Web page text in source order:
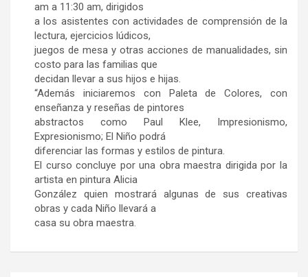
am a 11:30 am, dirigidos
a los asistentes con actividades de comprensión de la
lectura, ejercicios lúdicos,
juegos de mesa y otras acciones de manualidades, sin
costo para las familias que
decidan llevar a sus hijos e hijas.
“Además iniciaremos con Paleta de Colores, con
enseñanza y reseñas de pintores
abstractos como Paul Klee, Impresionismo,
Expresionismo; El Niño podrá
diferenciar las formas y estilos de pintura.
El curso concluye por una obra maestra dirigida por la
artista en pintura Alicia
González quien mostrará algunas de sus creativas
obras y cada Niño llevará a
casa su obra maestra.